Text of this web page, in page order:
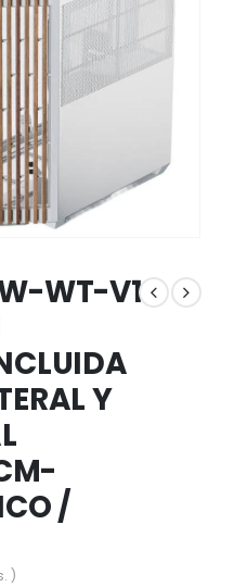
WT-V1
Y
/
)